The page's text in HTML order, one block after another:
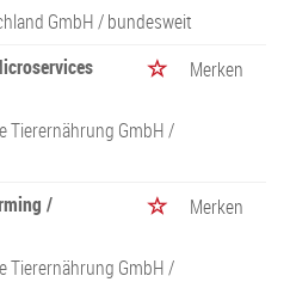
GmbH/ bundesweit
Merken
Tierernährung GmbH/
/
Merken
Tierernährung GmbH/